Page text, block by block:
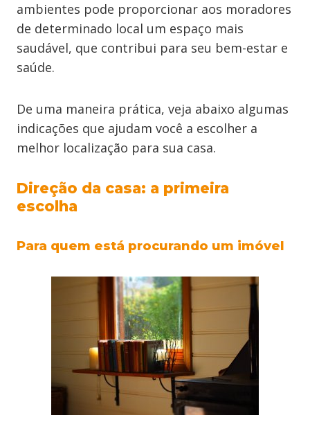
ambientes pode proporcionar aos moradores
de determinado local um espaço mais
saudável, que contribui para seu bem-estar e
saúde.
De uma maneira prática, veja abaixo algumas
indicações que ajudam você a escolher a
melhor localização para sua casa.
Direção da casa: a primeira
escolha
Para quem está procurando um imóvel